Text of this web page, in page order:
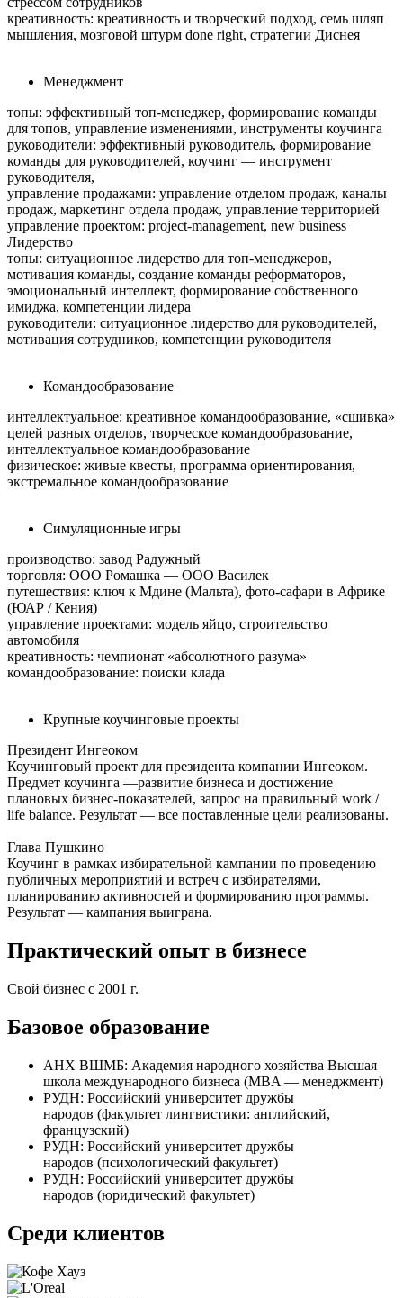
креативность: креативность и творческий подход, семь шляп
мышления, мозговой штурм done right, стратегии Диснея
Менеджмент
топы: эффективный топ-менеджер, формирование команды
для топов, управление изменениями, инструменты коучинга
руководители: эффективный руководитель, формирование
команды для руководителей, коучинг — инструмент
руководителя,
управление продажами: управление отделом продаж, каналы
продаж, маркетинг отдела продаж, управление территорией
управление проектом: project-management, new business
Лидерство
топы: ситуационное лидерство для топ-менеджеров,
мотивация команды, создание команды реформаторов,
эмоциональный интеллект, формирование собственного
имиджа, компетенции лидера
руководители: ситуационное лидерство для руководителей,
мотивация сотрудников, компетенции руководителя
Командообразование
интеллектуальное: креативное командообразование, «сшивка»
целей разных отделов, творческое командообразование,
интеллектуальное командообразование
физическое: живые квесты, программа ориентирования,
экстремальное командообразование
Симуляционные игры
производство: завод Радужный
торговля: ООО Ромашка — ООО Василек
путешествия: ключ к Мдине (Мальта), фото-сафари в Африке
(ЮАР / Кения)
управление проектами: модель яйцо, строительство
автомобиля
креативность: чемпионат «абсолютного разума»
командообразование: поиски клада
Крупные коучинговые проекты
Президент Ингеоком
Коучинговый проект для президента компании Ингеоком.
Предмет коучинга —развитие бизнеса и достижение
плановых бизнес-показателей, запрос на правильный work /
life balance. Результат — все поставленные цели реализованы.
Глава Пушкино
Коучинг в рамках избирательной кампании по проведению
публичных мероприятий и встреч с избирателями,
планированию активностей и формированию программы.
Результат — кампания выиграна.
Практический опыт в бизнесе
Свой бизнес с 2001 г.
Базовое образование
АНХ ВШМБ: Академия народного хозяйства Высшая
школа международного бизнеса (MBA — менеджмент)
РУДН: Российский университет дружбы
народов (факультет лингвистики: английский,
французский)
РУДН: Российский университет дружбы
народов (психологический факультет)
РУДН: Российский университет дружбы
народов (юридический факультет)
Среди клиентов